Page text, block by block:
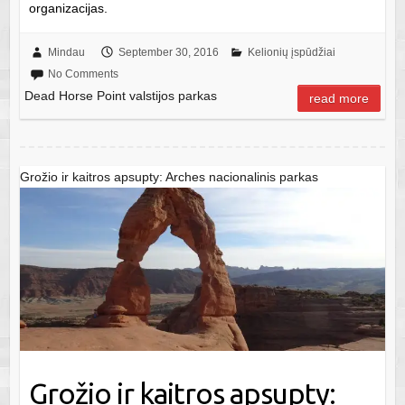
organizacijas.
Mindau September 30, 2016
Kelionių įspūdžiai
No Comments
Dead Horse Point valstijos parkas read more
Grožio ir kaitros apsupty: Arches nacionalinis parkas
Grožio ir kaitros apsupty: